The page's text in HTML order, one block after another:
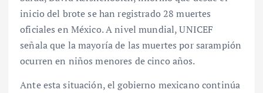
inicio del brote se han registrado 28 muertes
oficiales en México. A nivel mundial, UNICEF
señala que la mayoría de las muertes por sarampión
ocurren en niños menores de cinco años.
Ante esta situación, el gobierno mexicano continúa